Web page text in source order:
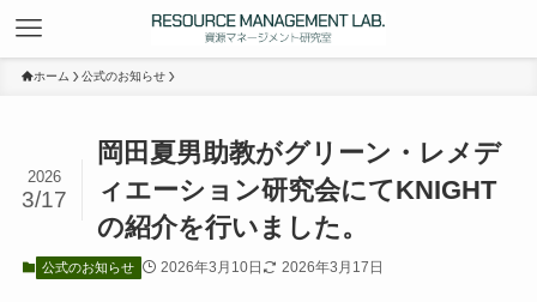
ホーム 公式のお知らせ
岡田夏男助教がグリーン・レメデ
ィエーション研究会にてKNIGHT
の紹介を行いました。
2026
3/17
公式のお知らせ 2026年3月10日 2026年3月17日